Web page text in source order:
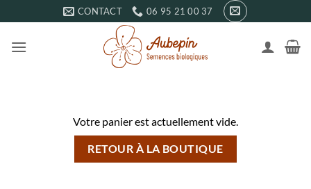
au
contenu
CONTACT 06 95 21 00 37
Votre panier est actuellement vide.
RETOUR À LA BOUTIQUE